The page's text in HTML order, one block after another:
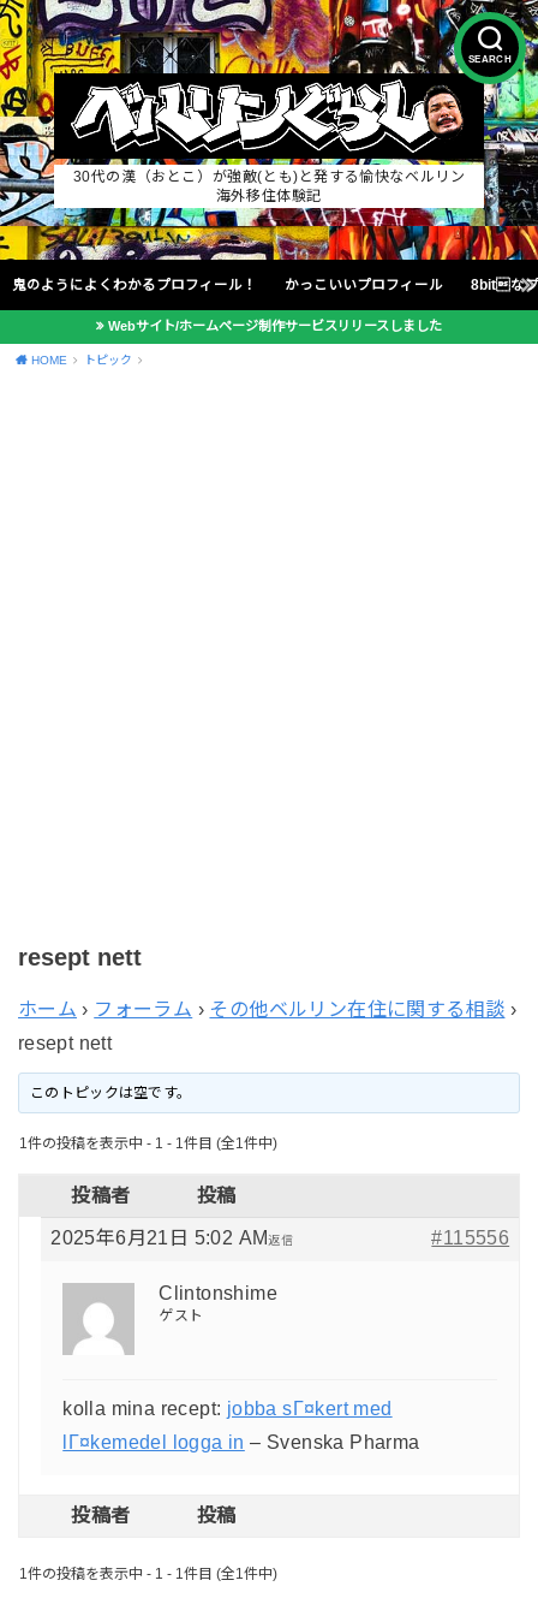
SEARCH
30代の漢（おとこ）が強敵(とも)と発する愉快なベルリン
海外移住体験記
鬼のようによくわかるプロフィール！ かっこいいプロフィール 8bitな
Webサイト/ホームページ制作サービスリリースしました
HOME トピック
resept nett
ホーム › フォーラム › その他ベルリン在住に関する相談 ›
resept nett
このトピックは空です。
1件の投稿を表示中 - 1 - 1件目 (全1件中)
投稿者 投稿
2025年6月21日 5:02 AM #115556
返信
Clintonshime
ゲスト
kolla mina recept: jobba sГ¤kert med
lГ¤kemedel logga in – Svenska Pharma
投稿者 投稿
1件の投稿を表示中 - 1 - 1件目 (全1件中)